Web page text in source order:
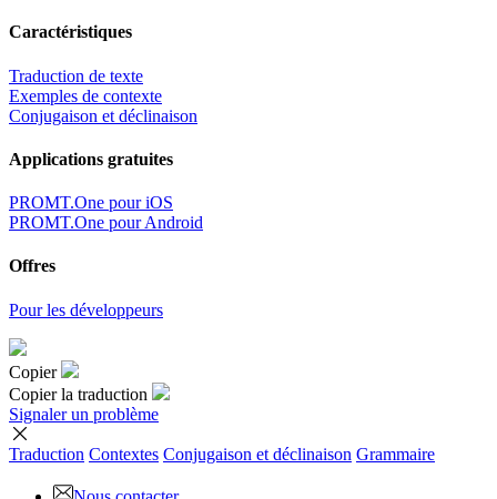
Caractéristiques
Traduction de texte
Exemples de contexte
Conjugaison et déclinaison
Applications gratuites
PROMT.One pour iOS
PROMT.One pour Android
Offres
Pour les développeurs
Copier
Copier la traduction
Signaler un problème
Traduction Contextes Conjugaison et déclinaison Grammaire